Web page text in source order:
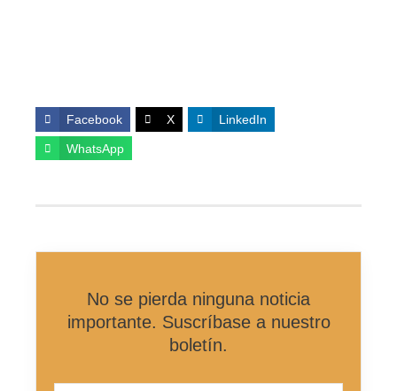
Facebook X LinkedIn
WhatsApp
No se pierda ninguna noticia
importante. Suscríbase a nuestro
boletín.